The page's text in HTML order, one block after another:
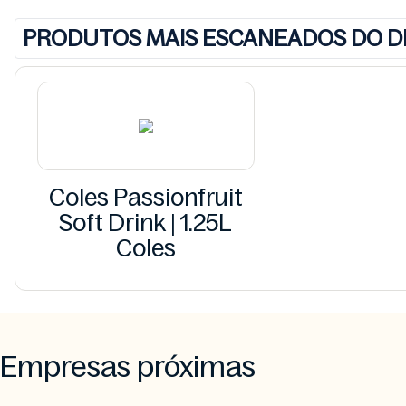
PRODUTOS MAIS ESCANEADOS DO
Coles Passionfruit
Soft Drink | 1.25L
Coles
Empresas próximas